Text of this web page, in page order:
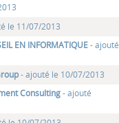
le 11/07/2013
EN INFORMATIQUE- ajouté
- ajouté le 10/07/2013
Consulting- ajouté